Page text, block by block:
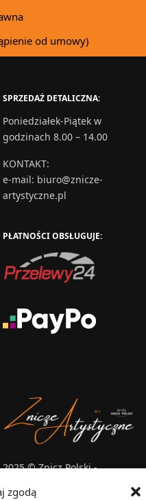
zgodą
od umowy)
SPRZEDAŻ DETALICZNA:
Poniedziałek-Piątek w
godzinach 8.00 – 14.00
KONTAKT:
e-mail: biuro@znicze-
artystyczne.pl
PŁATNOŚCI OBSŁUGUJE:
2025 © Znicz Polski -
Wszelkie prawa zastrzeżone